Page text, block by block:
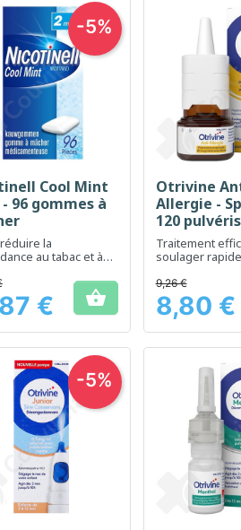
Aperçu rapide
Cool Mint
96 gommes à
la
au tabac et à
€ 
-5%
Aperçu
Otrivine
Allergie -
120
Traitement
soulager
Prix
9,26 €
8,80 €
-5%